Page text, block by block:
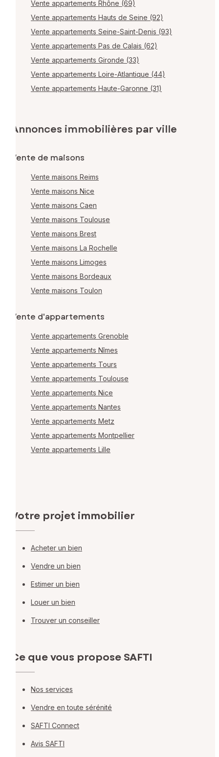
Vente appartements Rhône (69)
Vente appartements Hauts de Seine (92)
Vente appartements Seine-Saint-Denis (93)
Vente appartements Pas de Calais (62)
Vente appartements Gironde (33)
Vente appartements Loire-Atlantique (44)
Vente appartements Haute-Garonne (31)
Annonces immobilières par ville
Vente de maisons
Vente maisons Reims
Vente maisons Nice
Vente maisons Caen
Vente maisons Toulouse
Vente maisons Brest
Vente maisons La Rochelle
Vente maisons Limoges
Vente maisons Bordeaux
Vente maisons Toulon
Vente d'appartements
Vente appartements Grenoble
Vente appartements Nîmes
Vente appartements Tours
Vente appartements Toulouse
Vente appartements Nice
Vente appartements Nantes
Vente appartements Metz
Vente appartements Montpellier
Vente appartements Lille
Votre projet immobilier
Acheter un bien
Vendre un bien
Estimer un bien
Louer un bien
Trouver un conseiller
Ce que vous propose SAFTI
Nos services
Vendre en toute sérénité
SAFTI Connect
Avis SAFTI